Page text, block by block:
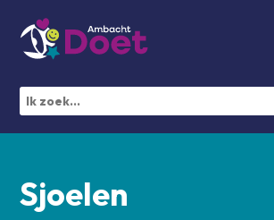
Sjoelen